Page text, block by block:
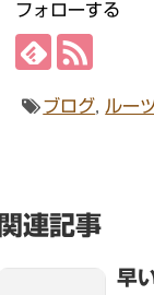
フォローする
ブログ ルー
関連記事
早